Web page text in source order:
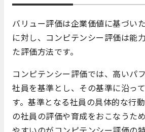
バリュー評価は企業価値に基づい
に対し、コンピテンシー評価は能
た評価方法です。
コンピテンシー評価では、高いパ
社員を基準とし、その基準に沿っ
す。基準となる社員の具体的な行
の社員の評価や育成をおこなうた